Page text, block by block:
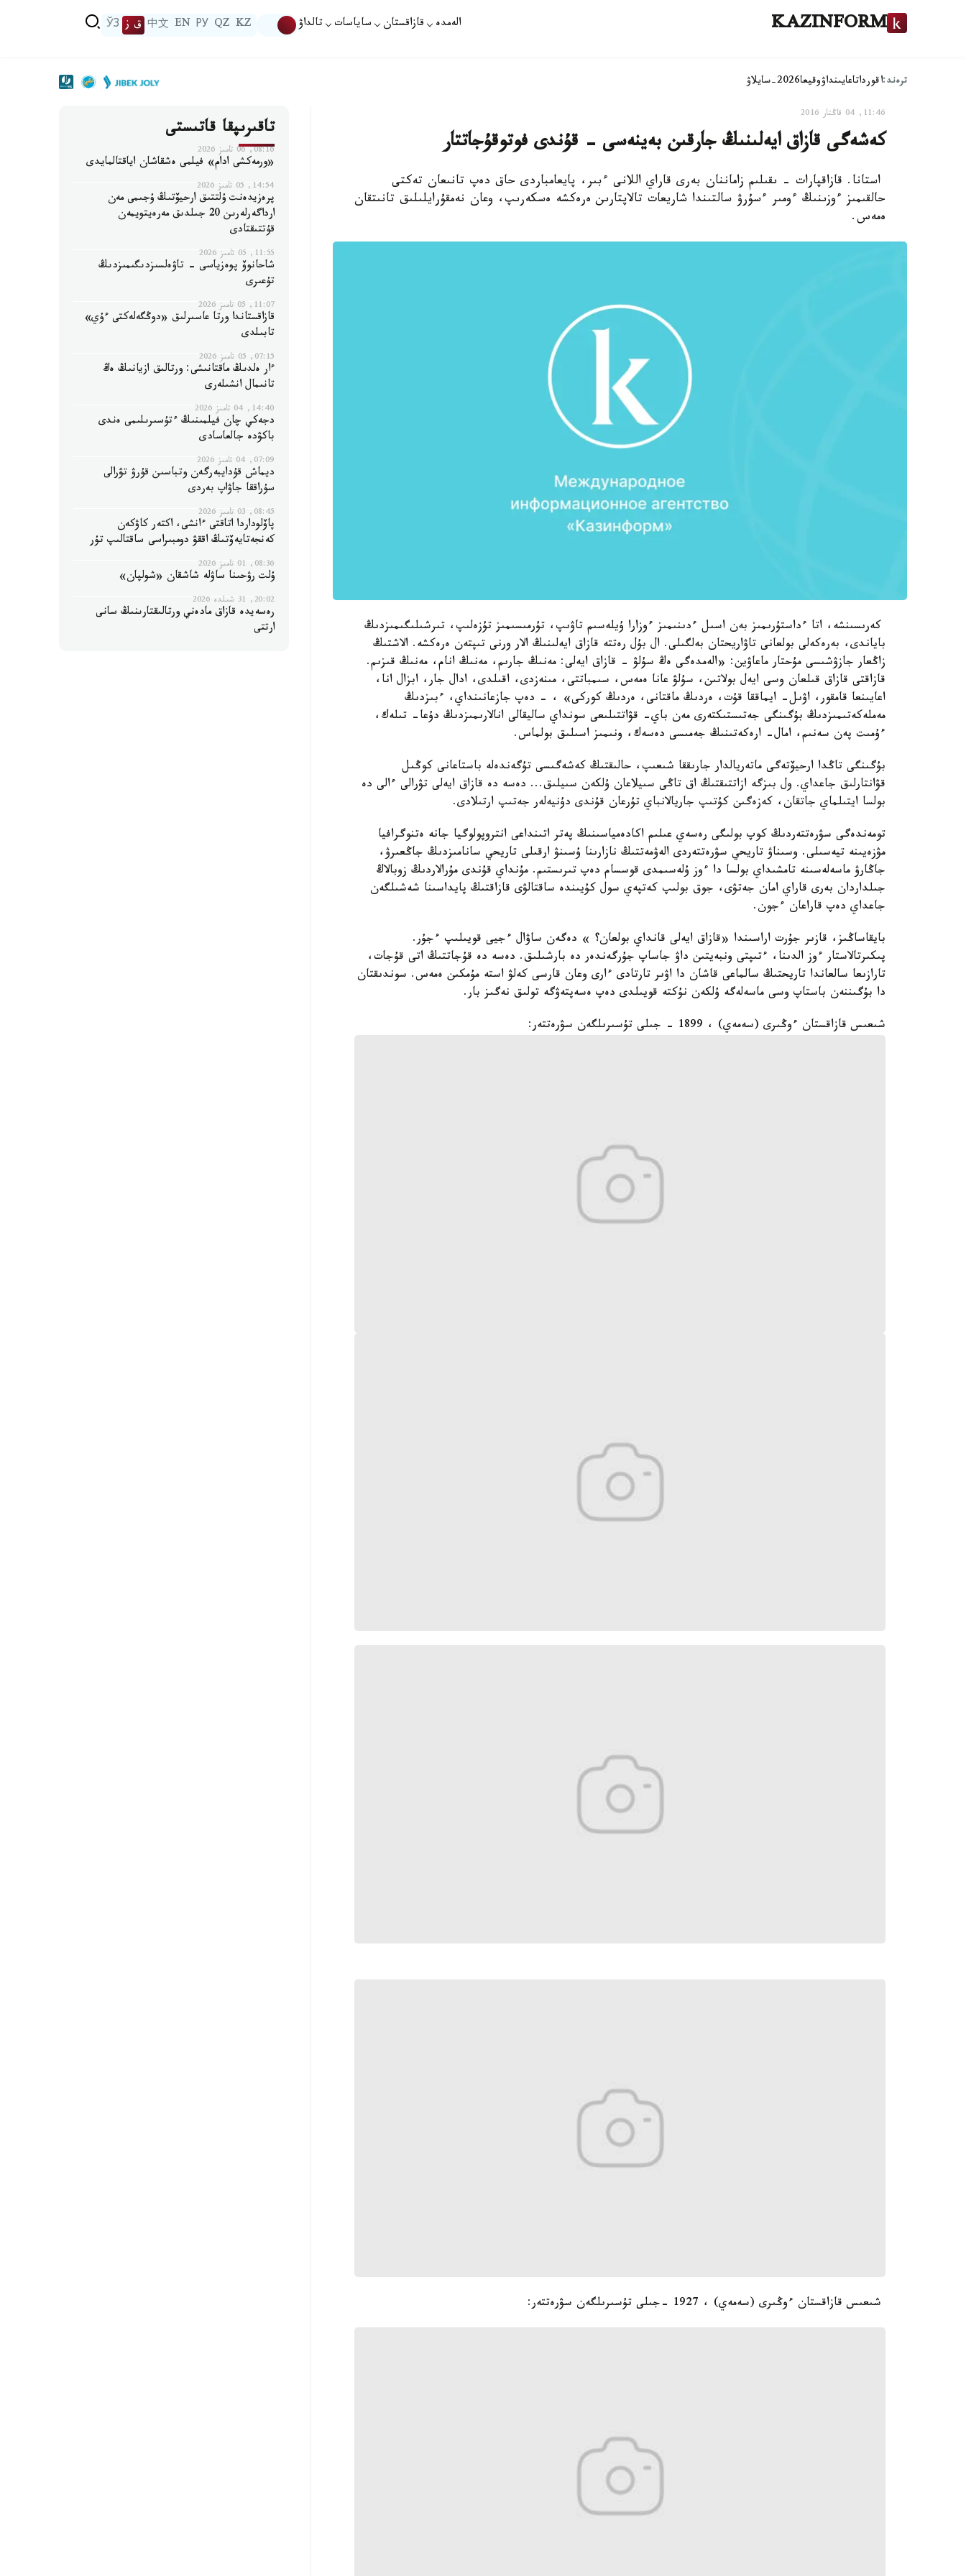
KAZINFORM الەمدە قازاقستان ساياسات تالداۋ KZ
QZ
РУ
EN
中文 ق ز ЎЗ
ترەند:اقورداتاعايىنداۋوقيعا2026-سايلاۋ
11:46, 04 قاڭتار 2016
كەشەگى قازاق ايەلىنىڭ جارقىن بەينەسى - قۇندى فوتوقۇجاتتار
استانا. قازاقپارات - ىقىلىم زاماننان بەرى قاراي اللانى ءبىر، پايعامباردى حاق دەپ تانىعان تەكتى
حالقىمىز ءوزىنىڭ ءومىر ءسۇرۋ سالتىندا شاريعات تالاپتارىن ەرەكشە ەسكەرىپ، وعان نەمقۇرايلىلىق تانىتقان
ەمەس.
كەرىسىنشە، اتا ءداستۇرىمىز بەن اسىل ءدىنىمىز ءوزارا ۇيلەسىم تاۋىپ، تۇرمىسىمىز تۇزەلىپ، تىرشىلىگىمىزدىڭ
باياندى، بەرەكەلى بولعانى تاۋاريحتان بەلگىلى. ال بۇل رەتتە قازاق ايەلىنىڭ الار ورنى تىپتەن ەرەكشە. الاشتىڭ
زاڭعار جازۋشىسى مۇحتار ماعاۋين: «الەمدەگى ەڭ سۇلۋ - قازاق ايەلى: مەنىڭ جارىم، مەنىڭ انام، مەنىڭ قىزىم.
قازاقتى قازاق قىلعان وسى ايەل بولاتىن، سۇلۋ عانا ەمەس، سىمباتتى، مىنەزدى، اقىلدى، ادال جار، ابزال انا،
اعايىنعا قامقور، اۋىل- ايماققا قۇت، ەردىڭ ماقتانى، ەردىڭ كوركى» ، - دەپ جازعانىنداي، ءبىزدىڭ
مەملەكەتىمىزدىڭ بۇگىنگى جەتىستىكتەرى مەن باي- قۋاتتىلىعى سونداي ساليقالى انالارىمىزدىڭ دۇعا- تىلەك،
ءۇمىت پەن سەنىم، امال- ارەكەتىنىڭ جەمىسى دەسەك، ونىمىز اسىلىق بولماس.
بۇگىنگى تاڭدا ارحيۆتەگى ماتەريالدار جارىققا شىعىپ، حالىقتىڭ كەشەگىسى تۇگەندەلە باستاعانى كوڭىل
قۋانتارلىق جاعداي. ول بىزگە ازاتتىقتىڭ اق تاڭى سىيلاعان ۇلكەن سىيلىق... دەسە دە قازاق ايەلى تۋرالى ءالى دە
بولسا ايتىلماي جاتقان، كەزەگىن كۇتىپ جاريالانباي تۇرعان قۇندى دۇنيەلەر جەتىپ ارتىلادى.
تومەندەگى سۋرەتتەردىڭ كوپ بولىگى رەسەي عىلىم اكادەمياسىنىڭ پەتر اتىنداعى انتروپولوگيا جانە ەتنوگرافيا
مۋزەيىنە تيەسىلى. وسىناۋ تاريحي سۋرەتتەردى الەۋمەتتىڭ نازارىنا ۇسىنۋ ارقىلى تاريحي سانامىزدىڭ جاڭعىرۋ،
جاڭارۋ ماسەلەسىنە تامشىداي بولسا دا ءوز ۇلەسىمدى قوسسام دەپ تىرىستىم. مۇنداي قۇندى مۇرالاردىڭ زوبالاڭ
جىلداردان بەرى قاراي امان جەتۋى، جوق بولىپ كەتپەي سول كۇيىندە ساقتالۋى قازاقتىڭ پايداسىنا شەشىلگەن
جاعداي دەپ قاراعان ءجون.
بايقاساڭىز، قازىر جۇرت اراسىندا «قازاق ايەلى قانداي بولعان؟ » دەگەن ساۋال ءجيى قويىلىپ ءجۇر.
پىكىرتالاستار ءوز الدىنا، ءتىپتى ونبەيتىن داۋ جاساپ جۇرگەندەر دە بارشىلىق. دەسە دە قۇجاتتىڭ اتى قۇجات،
تارازىعا سالعاندا تاريحتىڭ سالماعى قاشان دا اۋىر تارتادى ءارى وعان قارسى كەلۋ استە مۇمكىن ەمەس. سوندىقتان
دا بۇگىننەن باستاپ وسى ماسەلەگە ۇلكەن نۇكتە قويىلدى دەپ ەسەپتەۋگە تولىق نەگىز بار.
شىعىس قازاقستان ءوڭىرى (سەمەي) ، 1899 - جىلى تۇسىرىلگەن سۋرەتتەر:
شىعىس قازاقستان ءوڭىرى (سەمەي) ، 1927 -جىلى تۇسىرىلگەن سۋرەتتەر:
تاقىرىپقا قاتىستى
08:16, 06 تامىز 2026
«ورمەكشى ادام» فيلمى ەشقاشان اياقتالمايدى
14:54, 05 تامىز 2026
پرەزيدەنت ۇلتتىق ارحيۆتىڭ ۇجىمى مەن
ارداگەرلەرىن 20 جىلدىق مەرەيتويمەن
قۇتتىقتادى
11:55, 05 تامىز 2026
شاحانوۆ پوەزياسى - تاۋەلسىزدىگىمىزدىڭ
تۇعىرى
11:07, 05 تامىز 2026
قازاقستاندا ورتا عاسىرلىق «دوڭگەلەكتى ءۇي»
تابىلدى
07:15, 05 تامىز 2026
ءار ەلدىڭ ماقتانىشى: ورتالىق ازيانىڭ ەڭ
تانىمال انشىلەرى
14:40, 04 تامىز 2026
دجەكي چان فيلمىنىڭ ءتۇسىرىلىمى ەندى
باكۋدە جالعاسادى
07:09, 04 تامىز 2026
ديماش قۇدايبەرگەن وتباسىن قۇرۋ تۋرالى
سۇراققا جاۋاپ بەردى
08:45, 03 تامىز 2026
پاۆلوداردا اتاقتى ءانشى، اكتەر كاۋكەن
كەنجەتايەۆتىڭ اققۋ دومبىراسى ساقتالىپ تۇر
08:36, 01 تامىز 2026
ۇلت رۋحىنا ساۋلە شاشقان «شولپان»
20:02, 31 شىلدە 2026
رەسەيدە قازاق مادەني ورتالىقتارىنىڭ سانى
ارتتى